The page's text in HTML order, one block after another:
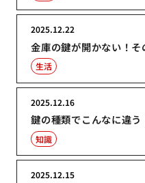
金庫の鍵が開かない！
2025.12.22
生活
鍵の種類でこんなに違
2025.12.16
知識
2025.12.15